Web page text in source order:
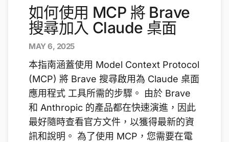
如何使用 MCP 將 Brave
搜尋加入 Claude 桌面
MAY 6, 2025
本指南涵蓋使用 Model Context Protocol
(MCP) 將 Brave 搜尋啟用為 Claude 桌面
應用程式 工具所需的步驟。 由於 Brave
和 Anthropic 的產品都在快速演進，因此
最好隨時查看官方文件，以獲得最新的資
訊和說明。 為了使用 MCP，您需要在電